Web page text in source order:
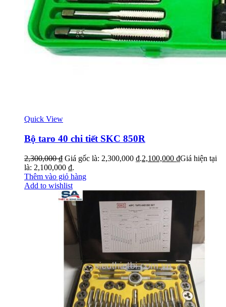
Quick View
Bộ taro 40 chi tiết SKC 850R
2,300,000₫ Giá gốc là: 2,300,000 ₫.2,100,000 ₫Giá hiện tại
là: 2,100,000 ₫.
Thêm vào giỏ hàng
Add to wishlist